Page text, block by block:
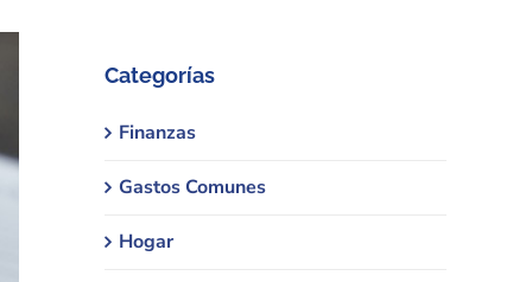
Categorías
Finanzas
Gastos Comunes
Hogar